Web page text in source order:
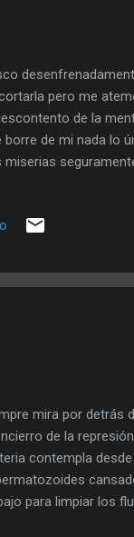
pero me
de la
borre de mi nada lo
miserias
humanamente
día por ella y
mira por detrás
de la
contempla
para limpiar los